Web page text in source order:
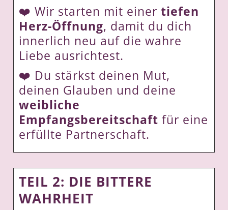
❤️ Wir starten mit einertiefen
Herz-Öffnung, damit du dich
innerlich neu auf die wahre
Liebe ausrichtest.
❤️ Du stärkst deinen Mut,
deinen Glauben und deine
weibliche
Empfangsbereitschaft für eine
erfüllte Partnerschaft.
TEIL 2: DIE BITTERE
WAHRHEIT